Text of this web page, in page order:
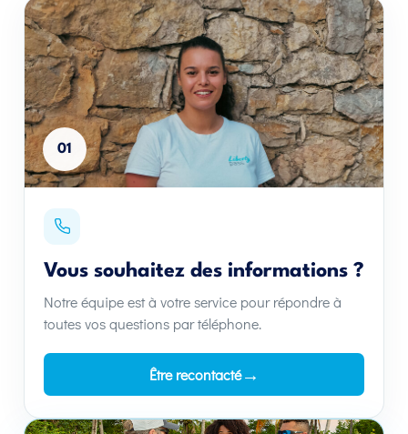
01
Vous souhaitez des informations ?
Notre équipe est à votre service pour répondre à
toutes vos questions par téléphone.
Être recontacté→